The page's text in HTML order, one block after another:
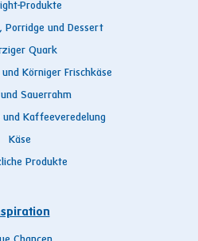
Produkte
Porridge und Dessert
Quark
Körniger Frischkäse
Sauerrahm
Kaffeeveredelung
Käse
Produkte